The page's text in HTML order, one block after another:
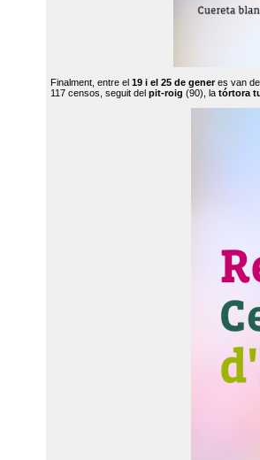
Finalment, entre el 19 i el 25 de generes van
117 censos, seguit del pit-roig (90), la tórtora